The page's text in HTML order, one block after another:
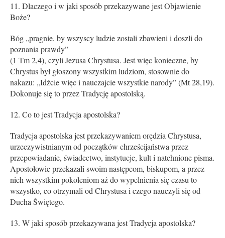
Dlaczego i w jaki sposób przekazywane jest Objawienie
Boże?
Bóg „pragnie, by wszyscy ludzie zostali zbawieni i doszli do
poznania prawdy”
(1 Tm 2,4), czyli Jezusa Chrystusa. Jest więc konieczne, by
Chrystus był głoszony wszystkim ludziom, stosownie do
nakazu: „Idźcie więc i nauczajcie wszystkie narody” (Mt 28,19).
Dokonuje się to przez Tradycję apostolską.
Co to jest Tradycja apostolska?
Tradycja apostolska jest przekazywaniem orędzia Chrystusa,
urzeczywistnianym od początków chrześcijaństwa przez
przepowiadanie, świadectwo, instytucje, kult i natchnione pisma.
Apostołowie przekazali swoim następcom, biskupom, a przez
nich wszystkim pokoleniom aż do wypełnienia się czasu to
wszystko, co otrzymali od Chrystusa i czego nauczyli się od
Ducha Świętego.
W jaki sposób przekazywana jest Tradycja apostolska?